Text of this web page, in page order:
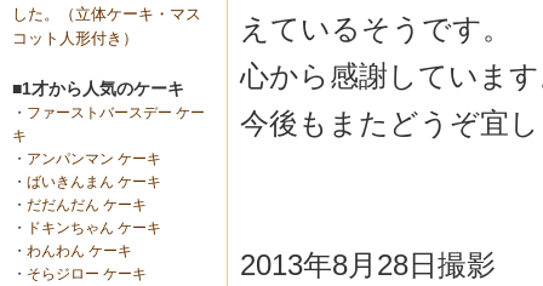
した。（立体ケーキ・マス
コット人形付き）
■1才から人気のケーキ
・ ファーストバースデー ケー
キ
・ アンパンマン ケーキ
・ ばいきんまん ケーキ
・ だだんだん ケーキ
・
ドキンちゃん ケーキ
・ わんわん ケーキ
・ そらジロー ケーキ
えているそうです。
心から感謝していま
今後もまたどうぞ宜
2013年8月28日撮影